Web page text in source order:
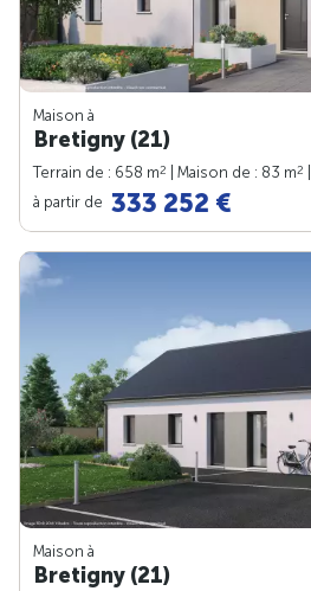
Maison à
Bretigny (21)
Terrain de : 658 m2 | Maison de : 83 m2
à partir de 333 252 €
Maison à
Bretigny (21)